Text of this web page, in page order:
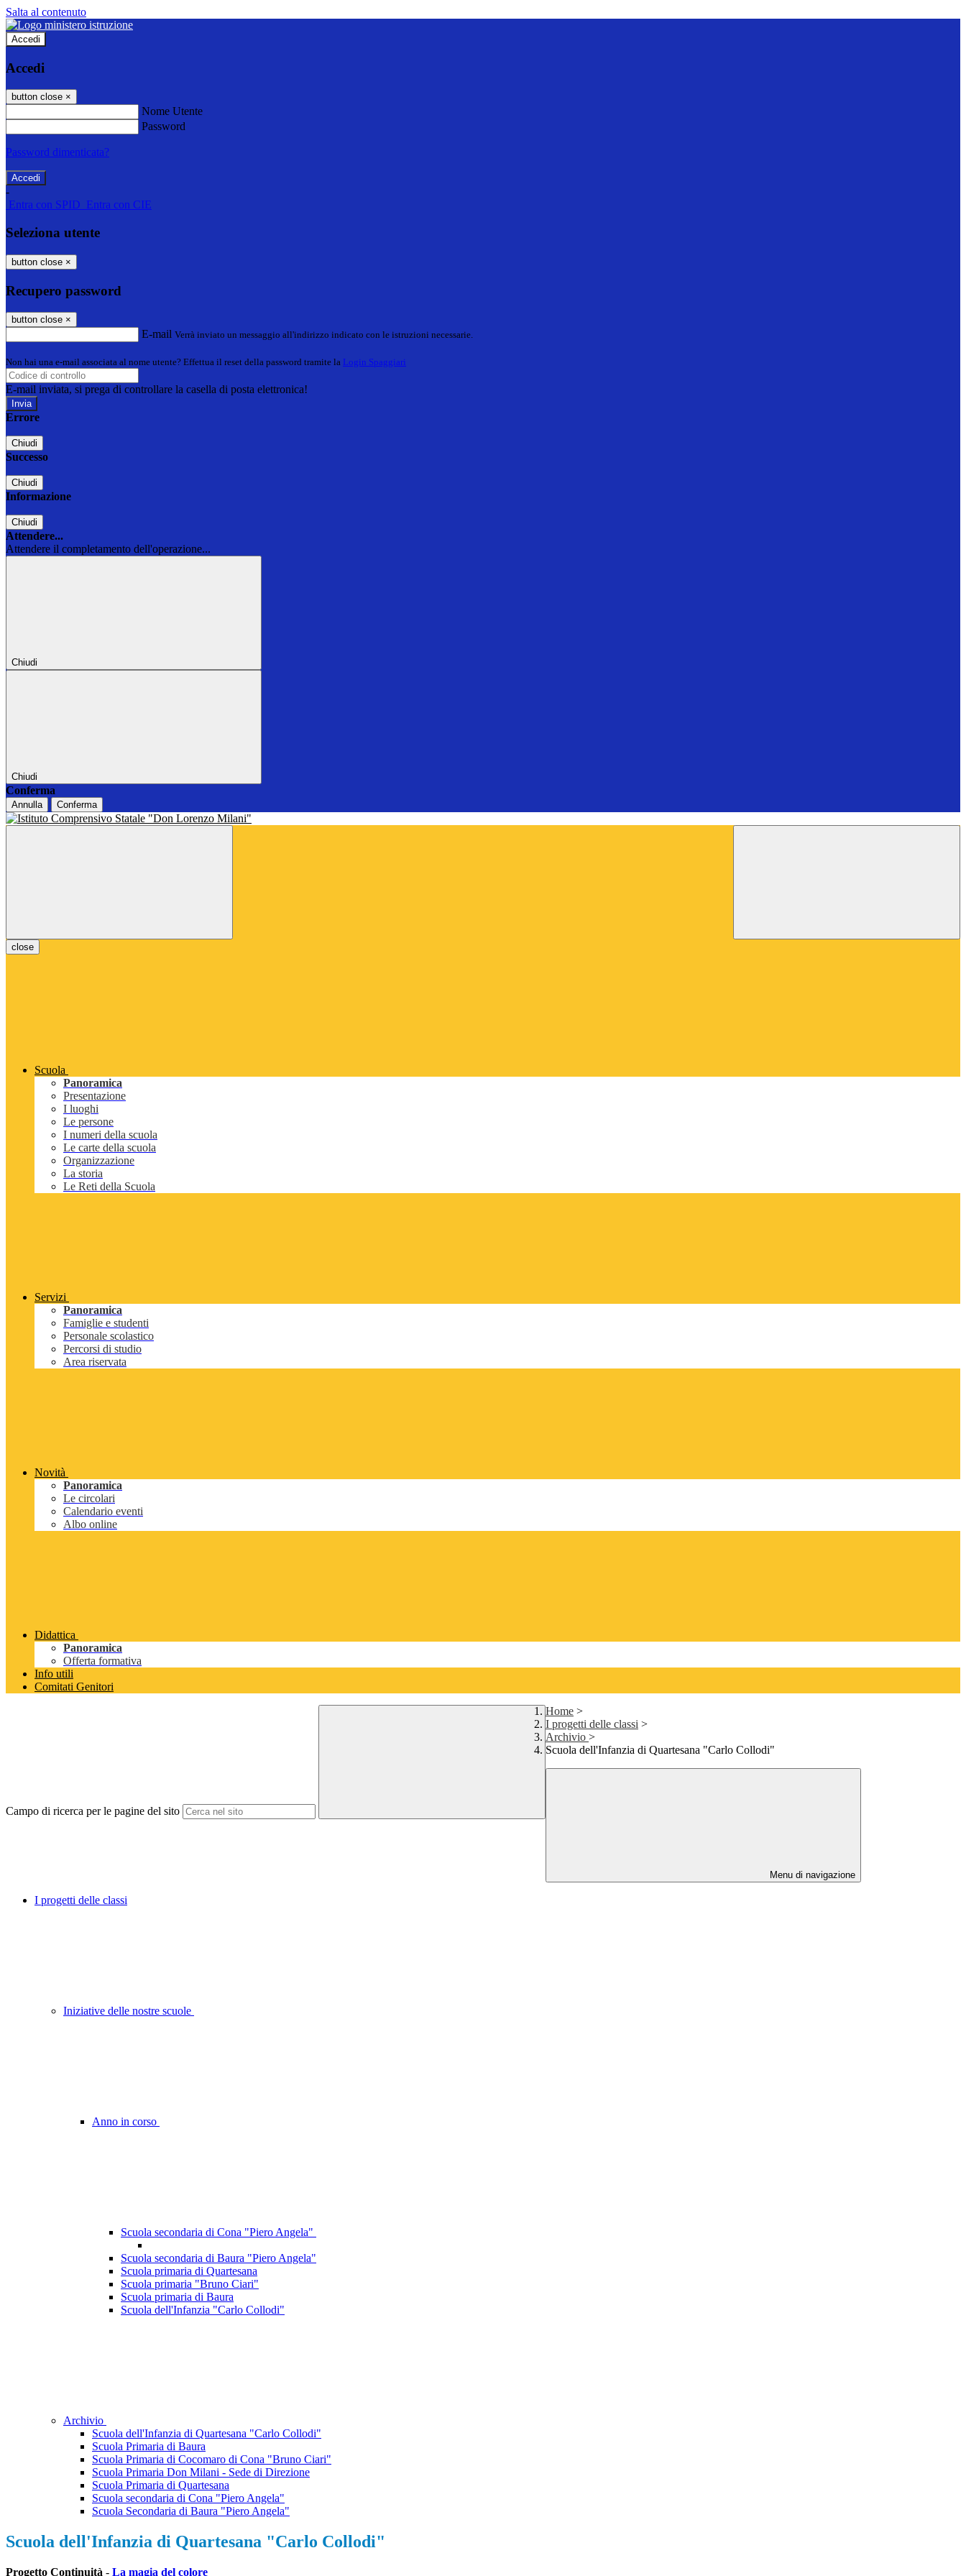
Salta al contenuto
Accedi
Accedi
button close ×
Nome Utente
Password
Password dimenticata?
-
Entra con SPID Entra con CIE
Seleziona utente
button close ×
Recupero password
button close ×
E-mail Verrà inviato un messaggio all'indirizzo indicato con le istruzioni necessarie.
Non hai una e-mail associata al nome utente? Effettua il reset della password tramite la Login Spaggiari
E-mail inviata, si prega di controllare la casella di posta elettronica!
Errore
Chiudi
Successo
Chiudi
Informazione
Chiudi
Attendere...
Attendere il completamento dell'operazione...
Chiudi
Chiudi
Conferma
Annulla Conferma
close
Scuola
Panoramica
Presentazione
I luoghi
Le persone
I numeri della scuola
Le carte della scuola
Organizzazione
La storia
Le Reti della Scuola
Servizi
Panoramica
Famiglie e studenti
Personale scolastico
Percorsi di studio
Area riservata
Novità
Panoramica
Le circolari
Calendario eventi
Albo online
Didattica
Panoramica
Offerta formativa
Info utili
Comitati Genitori
Campo di ricerca per le pagine del sito
Home >
I progetti delle classi >
Archivio >
Scuola dell'Infanzia di Quartesana "Carlo Collodi"
Menu di navigazione
I progetti delle classi
Iniziative delle nostre scuole
Anno in corso
Scuola secondaria di Cona "Piero Angela"
Scuola secondaria di Baura "Piero Angela"
Scuola primaria di Quartesana
Scuola primaria "Bruno Ciari"
Scuola primaria di Baura
Scuola dell'Infanzia "Carlo Collodi"
Archivio
Scuola dell'Infanzia di Quartesana "Carlo Collodi"
Scuola Primaria di Baura
Scuola Primaria di Cocomaro di Cona "Bruno Ciari"
Scuola Primaria Don Milani - Sede di Direzione
Scuola Primaria di Quartesana
Scuola secondaria di Cona "Piero Angela"
Scuola Secondaria di Baura "Piero Angela"
Scuola dell'Infanzia di Quartesana "Carlo Collodi"
Progetto Continuità - La magia del colore